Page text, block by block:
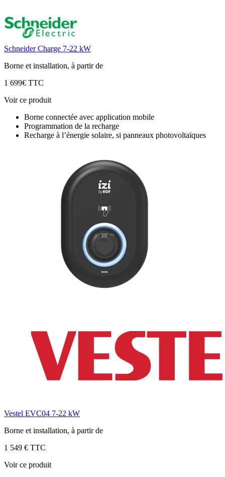
Schneider Charge 7-22 kW
Borne et installation, à partir de
1 699€ TTC
Voir ce produit
Borne connectée avec application mobile
Programmation de la recharge
Recharge à l’énergie solaire, si panneaux photovoltaïques
Vestel EVC04 7-22 kW
Borne et installation, à partir de
1 549 € TTC
Voir ce produit